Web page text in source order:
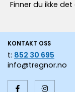
Finner du ikke
KONTAKT OSS
t: 852 30 695
info@tregnor.no